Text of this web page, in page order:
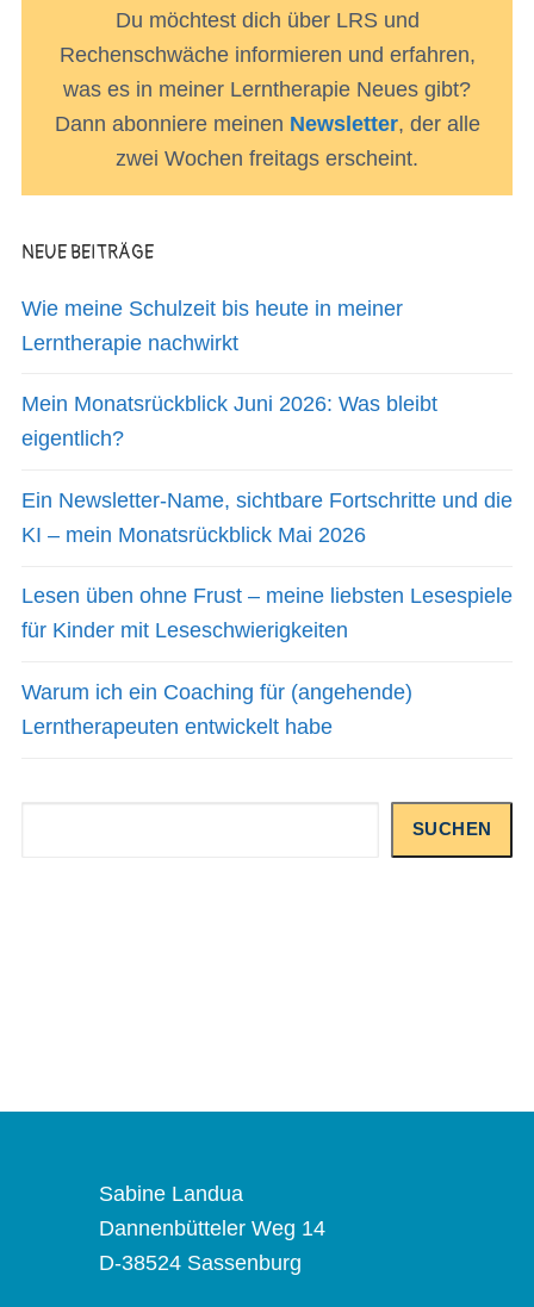
Du möchtest dich über LRS und
Rechenschwäche informieren und erfahren,
was es in meiner Lerntherapie Neues gibt?
Dann abonniere meinen Newsletter, der alle
zwei Wochen freitags erscheint.
NEUE BEITRÄGE
Wie meine Schulzeit bis heute in meiner
Lerntherapie nachwirkt
Mein Monatsrückblick Juni 2026: Was bleibt
eigentlich?
Ein Newsletter-Name, sichtbare Fortschritte und die
KI – mein Monatsrückblick Mai 2026
Lesen üben ohne Frust – meine liebsten Lesespiele
für Kinder mit Leseschwierigkeiten
Warum ich ein Coaching für (angehende)
Lerntherapeuten entwickelt habe
SUCHEN
Sabine Landua
Dannenbütteler Weg 14
D-38524 Sassenburg